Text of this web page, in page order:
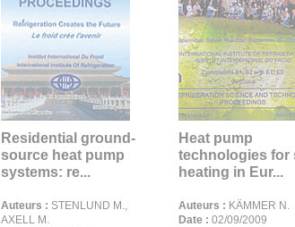
Residential ground-
source heat pump
systems: re...
Auteurs : STENLUND M.,
AXELL M.
Heat pump
technologies for
heating in Eur...
Auteurs : KÄMMER N.
Date : 02/09/2009